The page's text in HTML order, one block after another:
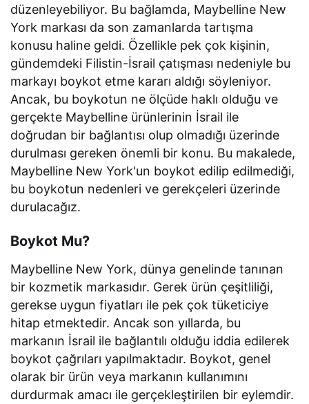
düzenleyebiliyor. Bu bağlamda, Maybelline New
York markası da son zamanlarda tartışma
konusu haline geldi. Özellikle pek çok kişinin,
gündemdeki Filistin-İsrail çatışması nedeniyle bu
markayı boykot etme kararı aldığı söyleniyor.
Ancak, bu boykotun ne ölçüde haklı olduğu ve
gerçekte Maybelline ürünlerinin İsrail ile
doğrudan bir bağlantısı olup olmadığı üzerinde
durulması gereken önemli bir konu. Bu makalede,
Maybelline New York'un boykot edilip edilmediği,
bu boykotun nedenleri ve gerekçeleri üzerinde
durulacağız.
Boykot Mu?
Maybelline New York, dünya genelinde tanınan
bir kozmetik markasıdır. Gerek ürün çeşitliliği,
gerekse uygun fiyatları ile pek çok tüketiciye
hitap etmektedir. Ancak son yıllarda, bu
markanın İsrail ile bağlantılı olduğu iddia edilerek
boykot çağrıları yapılmaktadır. Boykot, genel
olarak bir ürün veya markanın kullanımını
durdurmak amacı ile gerçekleştirilen bir eylemdir.